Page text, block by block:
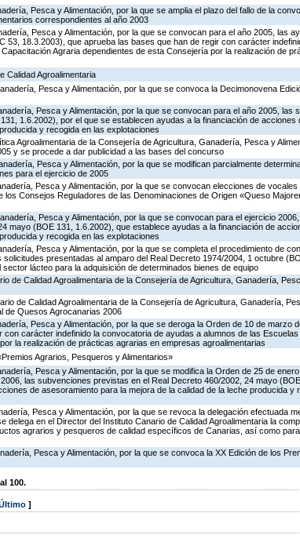
Pesca y Alimentación, por la que se amplia el plazo del fallo de la
correspondientes al año 2003
Pesca y Alimentación, por la que se convocan para el año 2005, las
53, 18.3.2003), que aprueba las bases que han de regir con carácter
Agraria dependientes de esta Consejería por la realización de
Calidad Agroalimentaria
Pesca y Alimentación, por la que se convoca la Decimonovena
Pesca y Alimentación, por la que se convocan para el año 2005, las
1.6.2002), por el que se establecen ayudas a la financiación de acciones
y recogida en las explotaciones
Agroalimentaria de la Consejería de Agricultura, Ganadería, Pesca y
y se procede a dar publicidad a las bases del concurso
Pesca y Alimentación, por la que se modifican parcialmente
para el ejercicio de 2005
Pesca y Alimentación, por la que se convocan elecciones de vocales
Consejos Reguladores de las Denominaciones de Origen «Queso
Pesca y Alimentación, por la que se convocan para el ejercicio 2006,
mayo (BOE 131, 1.6.2002), que establece ayudas a la financiación de
y recogida en las explotaciones
Pesca y Alimentación, por la que se completa el procedimiento de
presentadas al amparo del Real Decreto 1974/2004, 1 octubre
lácteo para la adquisición de determinados bienes de equipo
de Calidad Agroalimentaria de la Consejería de Agricultura, Ganadería,
de Calidad Agroalimentaria de la Consejería de Agricultura, Ganadería,
de Quesos Agrocanarias 2006
Pesca y Alimentación, por la que se deroga la Orden de 10 de marzo
carácter indefinido la convocatoria de ayudas a alumnos de las Escuelas
la realización de prácticas agrarias en empresas agroalimentarias
Agrarios, Pesqueros y Alimentarios»
Pesca y Alimentación, por la que se modifica la Orden de 25 de
las subvenciones previstas en el Real Decreto 460/2002, 24 mayo (BOE
de asesoramiento para la mejora de la calidad de la leche producida y
Pesca y Alimentación, por la que se revoca la delegación efectuada
delega en el Director del Instituto Canario de Calidad Agroalimentaria la
agrarios y pesqueros de calidad específicos de Canarias, así como para
Pesca y Alimentación, por la que se convoca la XX Edición de los
100.
]